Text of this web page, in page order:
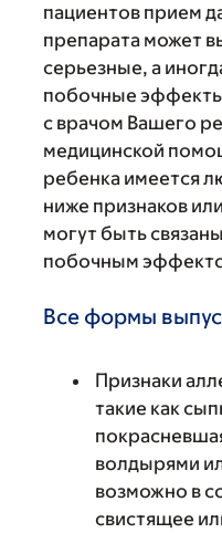
пациентов прием
препарата может
серьезные, а
побочные
с врачом Вашего
медицинской
ребенка имеется
ниже признаков
могут быть
побочным
Все формы
Признаки
такие как
волдырями
возможно в
свистящее